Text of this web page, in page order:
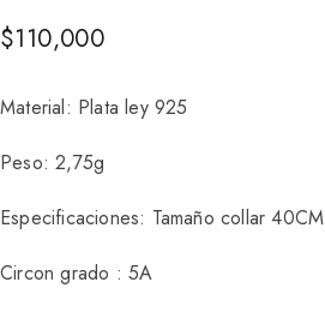
$110,000
Material: Plata ley 925
Peso: 2,75g
Especificaciones: Tamaño collar
Circon grado : 5A